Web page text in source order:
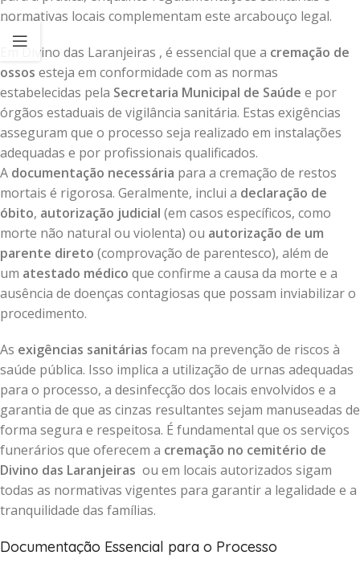
normativas locais complementam este arcabouço legal.
Em Divino das Laranjeiras , é essencial que a cremação de
ossos esteja em conformidade com as normas
estabelecidas pela Secretaria Municipal de Saúde e por
órgãos estaduais de vigilância sanitária. Estas exigências
asseguram que o processo seja realizado em instalações
adequadas e por profissionais qualificados.
A documentação necessária para a cremação de restos
mortais é rigorosa. Geralmente, inclui a declaração de
óbito, autorização judicial (em casos específicos, como
morte não natural ou violenta) ou autorização de um
parente direto (comprovação de parentesco), além de
um atestado médico que confirme a causa da morte e a
ausência de doenças contagiosas que possam inviabilizar o
procedimento.
As exigências sanitárias focam na prevenção de riscos à
saúde pública. Isso implica a utilização de urnas adequadas
para o processo, a desinfecção dos locais envolvidos e a
garantia de que as cinzas resultantes sejam manuseadas de
forma segura e respeitosa. É fundamental que os serviços
funerários que oferecem a cremação no cemitério de
Divino das Laranjeiras ou em locais autorizados sigam
todas as normativas vigentes para garantir a legalidade e a
tranquilidade das famílias.
Documentação Essencial para o Processo